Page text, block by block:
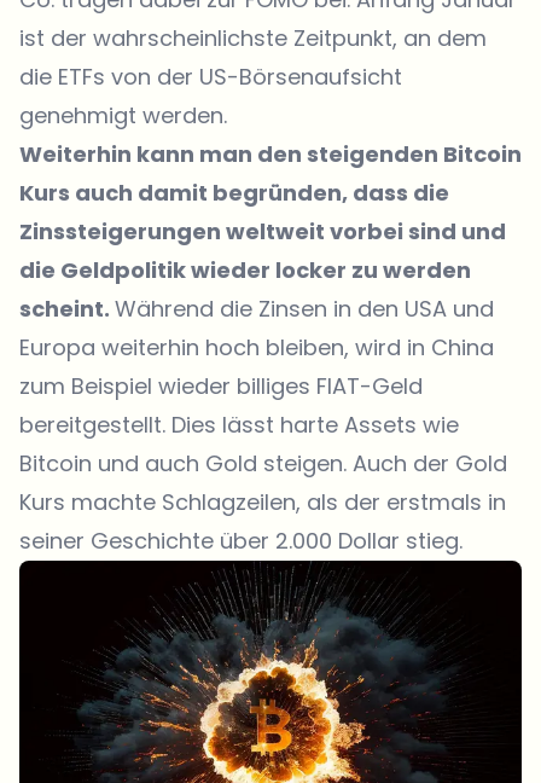
ist der wahrscheinlichste Zeitpunkt, an dem
die ETFs von der US-Börsenaufsicht
genehmigt werden.
Weiterhin kann man den steigenden Bitcoin
Kurs auch damit begründen, dass die
Zinssteigerungen weltweit vorbei sind und
die Geldpolitik wieder locker zu werden
scheint. Während die Zinsen in den USA und
Europa weiterhin hoch bleiben, wird in China
zum Beispiel wieder billiges FIAT-Geld
bereitgestellt. Dies lässt harte Assets wie
Bitcoin und auch Gold steigen. Auch der Gold
Kurs machte Schlagzeilen, als der erstmals in
seiner Geschichte über 2.000 Dollar stieg.